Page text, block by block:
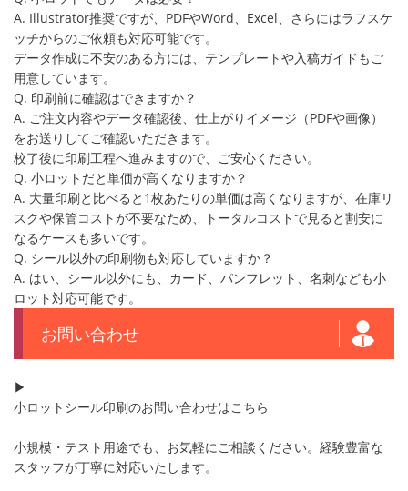
A. Illustrator推奨ですが、PDFやWord、Excel、さらにはラフスケ
ッチからのご依頼も対応可能です。
データ作成に不安のある方には、テンプレートや入稿ガイドもご
用意しています。
Q. 印刷前に確認はできますか？
A. ご注文内容やデータ確認後、仕上がりイメージ（PDFや画像）
をお送りしてご確認いただきます。
校了後に印刷工程へ進みますので、ご安心ください。
Q. 小ロットだと単価が高くなりますか？
A. 大量印刷と比べると1枚あたりの単価は高くなりますが、在庫リ
スクや保管コストが不要なため、トータルコストで見ると割安に
なるケースも多いです。
Q. シール以外の印刷物も対応していますか？
A. はい、シール以外にも、カード、パンフレット、名刺なども小
ロット対応可能です。
お問い合わせ
▶
小ロットシール印刷のお問い合わせはこちら
小規模・テスト用途でも、お気軽にご相談ください。経験豊富な
スタッフが丁寧に対応いたします。